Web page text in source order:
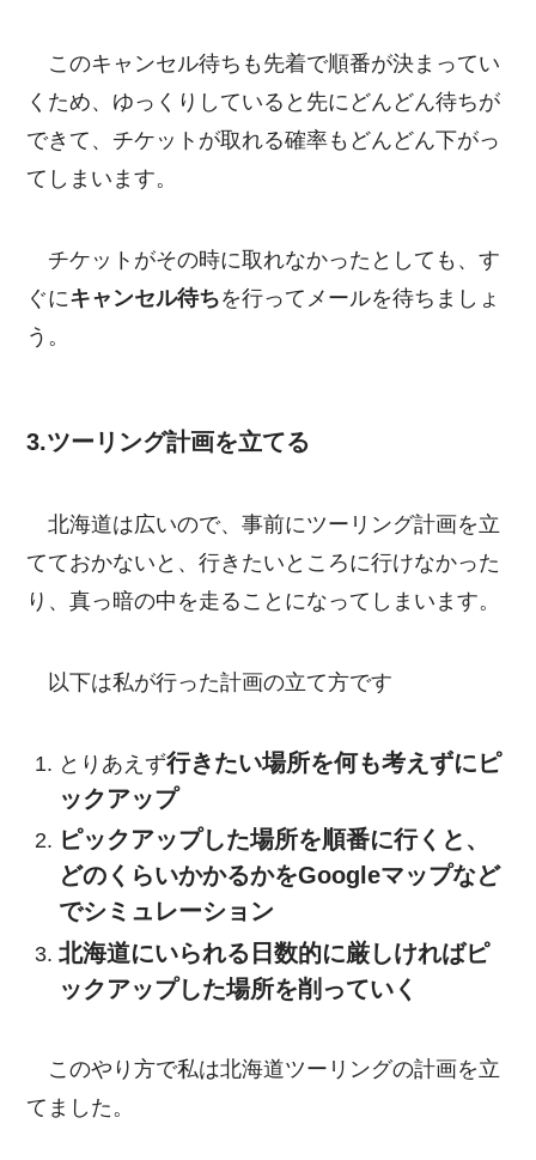
このキャンセル待ちも先着で順番が決まってい
くため、ゆっくりしていると先にどんどん待ちが
できて、チケットが取れる確率もどんどん下がっ
てしまいます。
チケットがその時に取れなかったとしても、す
ぐにキャンセル待ちを行ってメールを待ちましょ
う。
3.ツーリング計画を立てる
北海道は広いので、事前にツーリング計画を立
てておかないと、行きたいところに行けなかった
り、真っ暗の中を走ることになってしまいます。
以下は私が行った計画の立て方です
とりあえず行きたい場所を何も考えずにピ
ックアップ
ピックアップした場所を順番に行くと、
どのくらいかかるかをGoogleマップなど
でシミュレーション
北海道にいられる日数的に厳しければピ
ックアップした場所を削っていく
このやり方で私は北海道ツーリングの計画を立
てました。